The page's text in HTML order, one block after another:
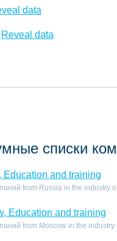
data
Reveal data
списки
Education and training
from Russia in the industry
Education and training
from Moscow in the industry